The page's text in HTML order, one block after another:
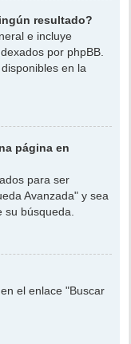
resultado?
e incluye
por phpBB.
en la
página en
para ser
Avanzada" y sea
búsqueda.
el enlace "Buscar